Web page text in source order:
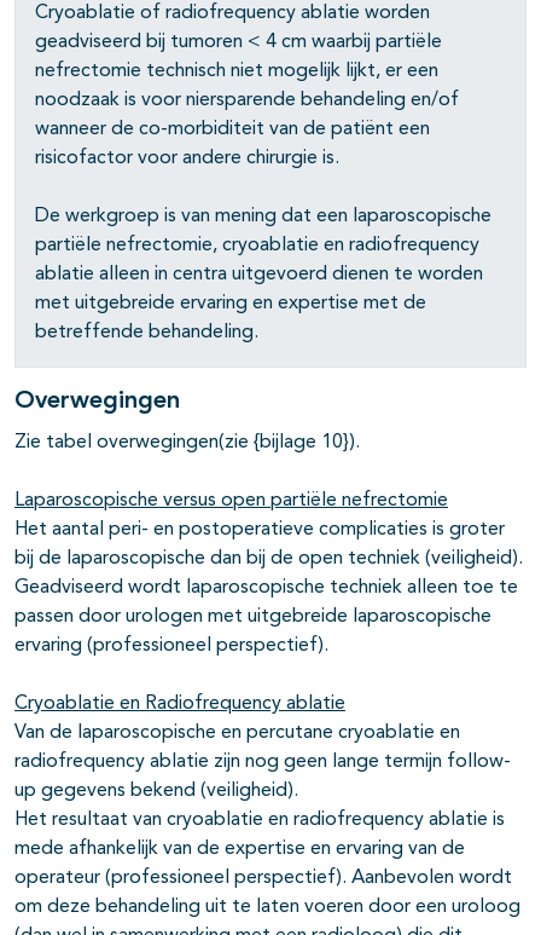
Cryoablatie of radiofrequency ablatie worden
geadviseerd bij tumoren < 4 cm waarbij partiële
nefrectomie technisch niet mogelijk lijkt, er een
noodzaak is voor niersparende behandeling en/of
wanneer de co-morbiditeit van de patiënt een
risicofactor voor andere chirurgie is.
De werkgroep is van mening dat een laparoscopische
partiële nefrectomie, cryoablatie en radiofrequency
ablatie alleen in centra uitgevoerd dienen te worden
met uitgebreide ervaring en expertise met de
betreffende behandeling.
Overwegingen
Zie tabel overwegingen(zie {bijlage 10}).
Laparoscopische versus open partiële nefrectomie
Het aantal peri- en postoperatieve complicaties is groter
bij de laparoscopische dan bij de open techniek (veiligheid).
Geadviseerd wordt laparoscopische techniek alleen toe te
passen door urologen met uitgebreide laparoscopische
ervaring (professioneel perspectief).
Cryoablatie en Radiofrequency ablatie
Van de laparoscopische en percutane cryoablatie en
radiofrequency ablatie zijn nog geen lange termijn follow-
up gegevens bekend (veiligheid).
Het resultaat van cryoablatie en radiofrequency ablatie is
mede afhankelijk van de expertise en ervaring van de
operateur (professioneel perspectief). Aanbevolen wordt
om deze behandeling uit te laten voeren door een uroloog